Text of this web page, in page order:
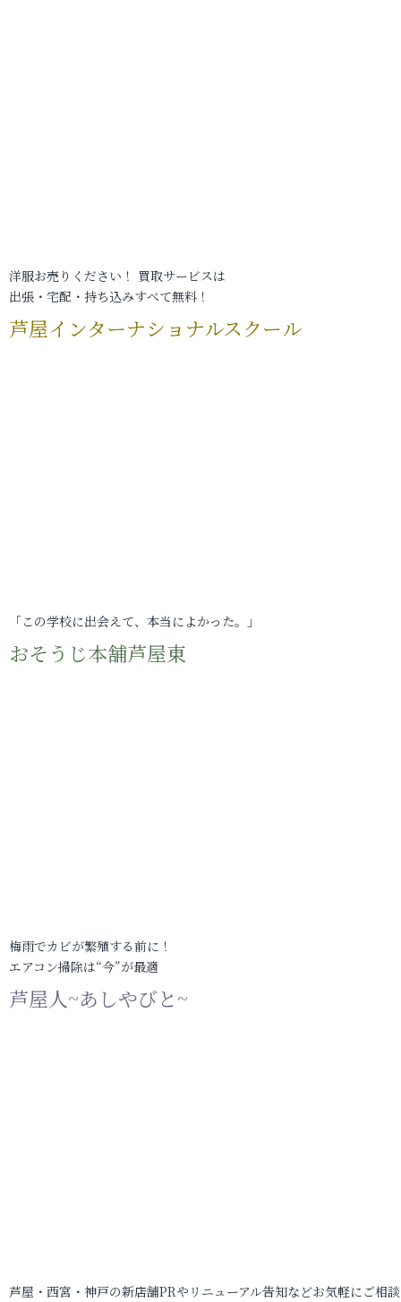
洋服お売りください！ 買取サービスは
出張・宅配・持ち込みすべて無料！
芦屋インターナショナルスクール
「この学校に出会えて、本当によかった。」
おそうじ本舗芦屋東
梅雨でカビが繁殖する前に！
エアコン掃除は“今”が最適
芦屋人~あしやびと~
芦屋・西宮・神戸の新店舗PRやリニューアル告知などお気軽にご相